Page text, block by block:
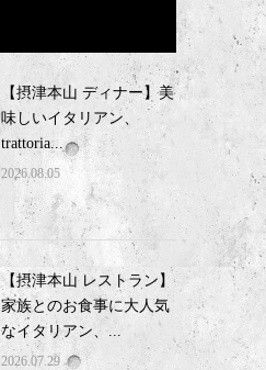
【摂津本山 ディナー】美
味しいイタリアン、
trattoria...
2026.08.05
【摂津本山 レストラン】
家族とのお食事に大人気
なイタリアン、...
2026.07.29